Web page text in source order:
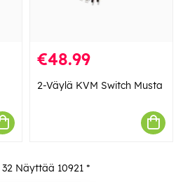
€48.99
2-Väylä KVM Switch Musta
32 Näyttää 10921 *